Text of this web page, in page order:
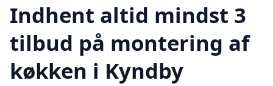
Indhent altid mindst 3
tilbud på montering af
køkken i Kyndby